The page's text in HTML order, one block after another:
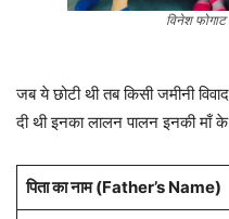
विनेश
जब ये छोटी थी तब किसी जमीनी
दी थी इनका लालन पालन इनकी माँ के
पिता का नाम (Father’s Name)